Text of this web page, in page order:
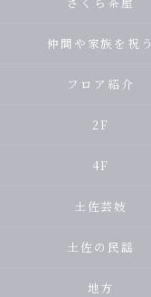
仲間や家族を祝う
フロア紹介
2F
4F
土佐芸妓
土佐の民謡
地方